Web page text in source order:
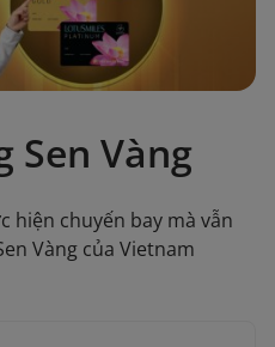
Sen Vàng
hiện chuyến bay mà vẫn
Vàng của Vietnam